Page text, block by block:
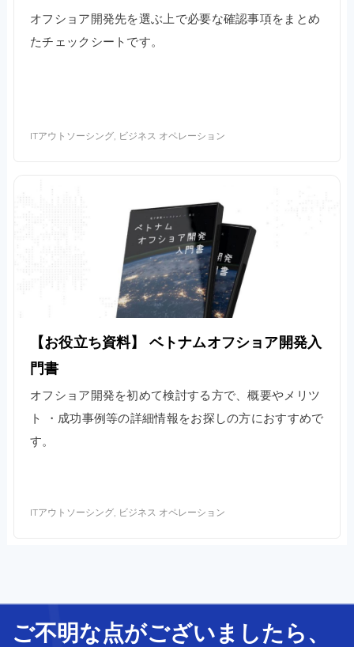
オフショア開発先を選ぶ上で必要な確認事項をまとめ
たチェックシートです。
ITアウトソーシング, ビジネス オペレーション
【お役立ち資料】 ベトナムオフショア開発入
門書
オフショア開発を初めて検討する方で、概要やメリツ
ト ・成功事例等の詳細情報をお探しの方におすすめで
す。
ITアウトソーシング, ビジネス オペレーション
ご不明な点がございましたら、